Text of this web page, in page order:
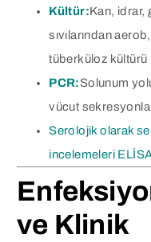
Kültür:Kan, idrar,
sıvılarından
tüberküloz kültürü
PCR:Solunum
vücut
Serolojik olarak
incelemeleri
ve Klinik